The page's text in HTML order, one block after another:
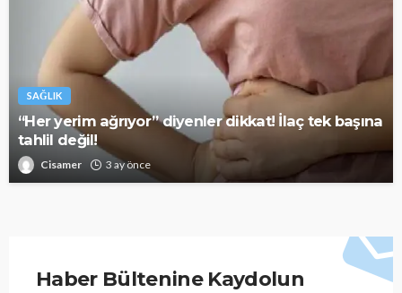
SAĞLIK
“Her yerim ağrıyor” diyenler dikkat! İlaç tek başına
tahlil değil!
Cisamer 3 ay önce
Haber Bültenine Kaydolun